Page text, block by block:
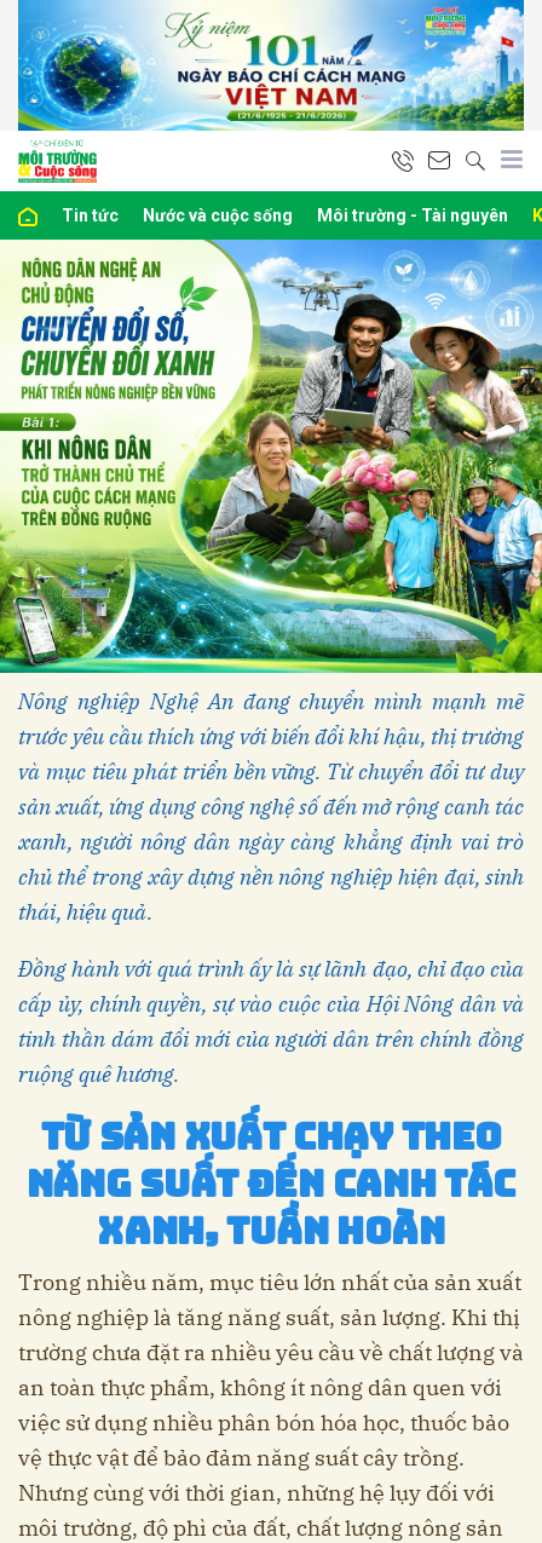
Tin tức Nước và cuộc sống Môi trường - Tài nguyên
Nông nghiệp Nghệ An đang chuyển mình mạnh mẽ
trước yêu cầu thích ứng với biến đổi khí hậu, thị trường
và mục tiêu phát triển bền vững. Từ chuyển đổi tư duy
sản xuất, ứng dụng công nghệ số đến mở rộng canh tác
xanh, người nông dân ngày càng khẳng định vai trò
chủ thể trong xây dựng nền nông nghiệp hiện đại, sinh
thái, hiệu quả.
Đồng hành với quá trình ấy là sự lãnh đạo, chỉ đạo của
cấp ủy, chính quyền, sự vào cuộc của Hội Nông dân và
tinh thần dám đổi mới của người dân trên chính đồng
ruộng quê hương.
Từ sản xuất chạy theo
năng suất đến canh tác
xanh, tuần hoàn
Trong nhiều năm, mục tiêu lớn nhất của sản xuất
nông nghiệp là tăng năng suất, sản lượng. Khi thị
trường chưa đặt ra nhiều yêu cầu về chất lượng và
an toàn thực phẩm, không ít nông dân quen với
việc sử dụng nhiều phân bón hóa học, thuốc bảo
vệ thực vật để bảo đảm năng suất cây trồng.
Nhưng cùng với thời gian, những hệ lụy đối với
môi trường, độ phì của đất, chất lượng nông sản
luận
Hủy